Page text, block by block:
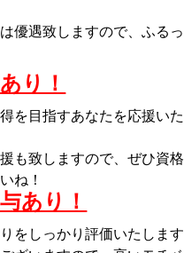
優遇致しますので、ふる
り！
を目指すあなたを応援い
も致しますので、ぜひ資
ね！
あり！
をしっかり評価いたします